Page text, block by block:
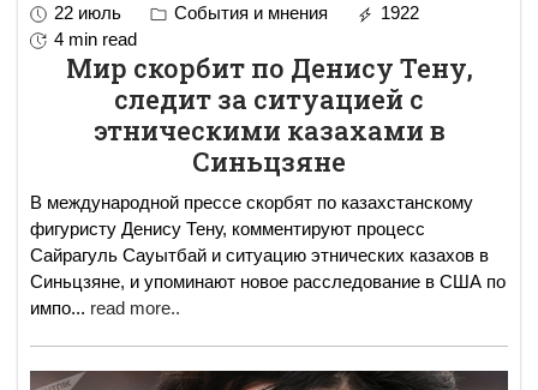
22 июль События и мнения
1922
4 min read
Мир скорбит по Денису Тену,
следит за ситуацией с
этническими казахами в
Синьцзяне
В международной прессе скорбят по казахстанскому
фигуристу Денису Тену, комментируют процесс
Сайрагуль Сауытбай и ситуацию этнических казахов в
Синьцзяне, и упоминают новое расследование в США по
импо... read more..